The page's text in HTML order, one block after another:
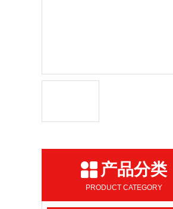
产品分类
PRODUCT CATEGORY